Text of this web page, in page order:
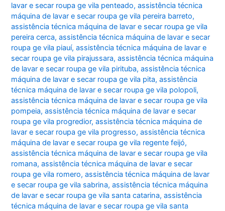
lavar e secar roupa ge vila penteado,assistência técnica
máquina de lavar e secar roupa ge vila pereira barreto,
assistência técnica máquina de lavar e secar roupa ge vila
pereira cerca,assistência técnica máquina de lavar e secar
roupa ge vila piauí,assistência técnica máquina de lavar e
secar roupa ge vila pirajussara,assistência técnica máquina
de lavar e secar roupa ge vila pirituba,assistência técnica
máquina de lavar e secar roupa ge vila pita,assistência
técnica máquina de lavar e secar roupa ge vila polopoli,
assistência técnica máquina de lavar e secar roupa ge vila
pompeia,assistência técnica máquina de lavar e secar
roupa ge vila progredior,assistência técnica máquina de
lavar e secar roupa ge vila progresso,assistência técnica
máquina de lavar e secar roupa ge vila regente feijó,
assistência técnica máquina de lavar e secar roupa ge vila
romana,assistência técnica máquina de lavar e secar
roupa ge vila romero,assistência técnica máquina de lavar
e secar roupa ge vila sabrina,assistência técnica máquina
de lavar e secar roupa ge vila santa catarina,assistência
técnica máquina de lavar e secar roupa ge vila santa